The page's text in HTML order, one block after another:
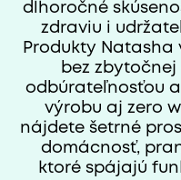
dlhoročné
zdraviu i
Produkty Natasha
bez
odbúrateľnosťou
výrobu aj zero
nájdete šetrné
domácnosť,
ktoré spájajú